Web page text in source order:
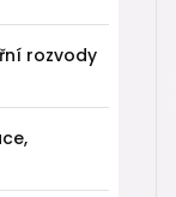
rozvody